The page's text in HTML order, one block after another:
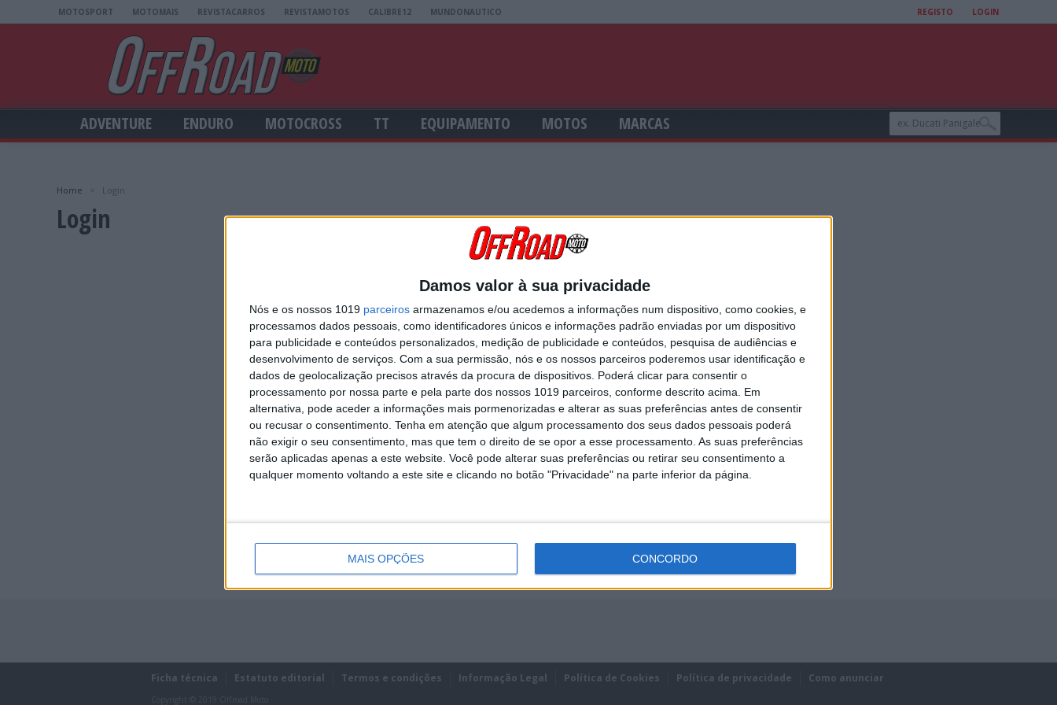
Damos valor à sua privacidade
Nós e os nossos 1019 parceiros armazenamos e/ou acedemos a informações num dispositivo, como cookies, e
processamos dados pessoais, como identificadores únicos e informações padrão enviadas por um dispositivo
para publicidade e conteúdos personalizados, medição de publicidade e conteúdos, pesquisa de audiências e
desenvolvimento de serviços. Com a sua permissão, nós e os nossos parceiros poderemos usar identificação e
dados de geolocalização precisos através da procura de dispositivos. Poderá clicar para consentir o
processamento por nossa parte e pela parte dos nossos 1019 parceiros, conforme descrito acima. Em
alternativa, pode aceder a informações mais pormenorizadas e alterar as suas preferências antes de consentir
ou recusar o consentimento. Tenha em atenção que algum processamento dos seus dados pessoais poderá
não exigir o seu consentimento, mas que tem o direito de se opor a esse processamento. As suas preferências
serão aplicadas apenas a este website. Você pode alterar suas preferências ou retirar seu consentimento a
qualquer momento voltando a este site e clicando no botão "Privacidade" na parte inferior da página.
MAIS OPÇÕES CONCORDO
MOTOSPORT MOTOMAIS REVISTACARROS REVISTAMOTOS CALIBRE12 MUNDONAUTICO REGISTO LOGIN
ADVENTURE ENDURO MOTOCROSS TT EQUIPAMENTO MOTOS MARCAS
Home Login
Login
PASSWORD
REMEMBER?
Ficha técnica Estatuto editorial Termos e condições Informação Legal Política de Cookies Política de privacidade Como anunciar